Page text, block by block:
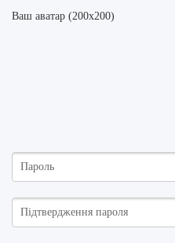
Кадрове право
Орендні відносини
Ваш аватар (200х200)